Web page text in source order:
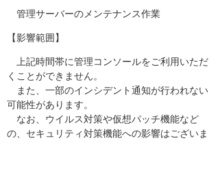
管理サーバーのメンテナンス作業
【影響範囲】
上記時間帯に管理コンソールをご利用いただ
くことができません。
また、一部のインシデント通知が行われない
可能性があります。
なお、ウイルス対策や仮想パッチ機能など
の、セキュリティ対策機能への影響はございま